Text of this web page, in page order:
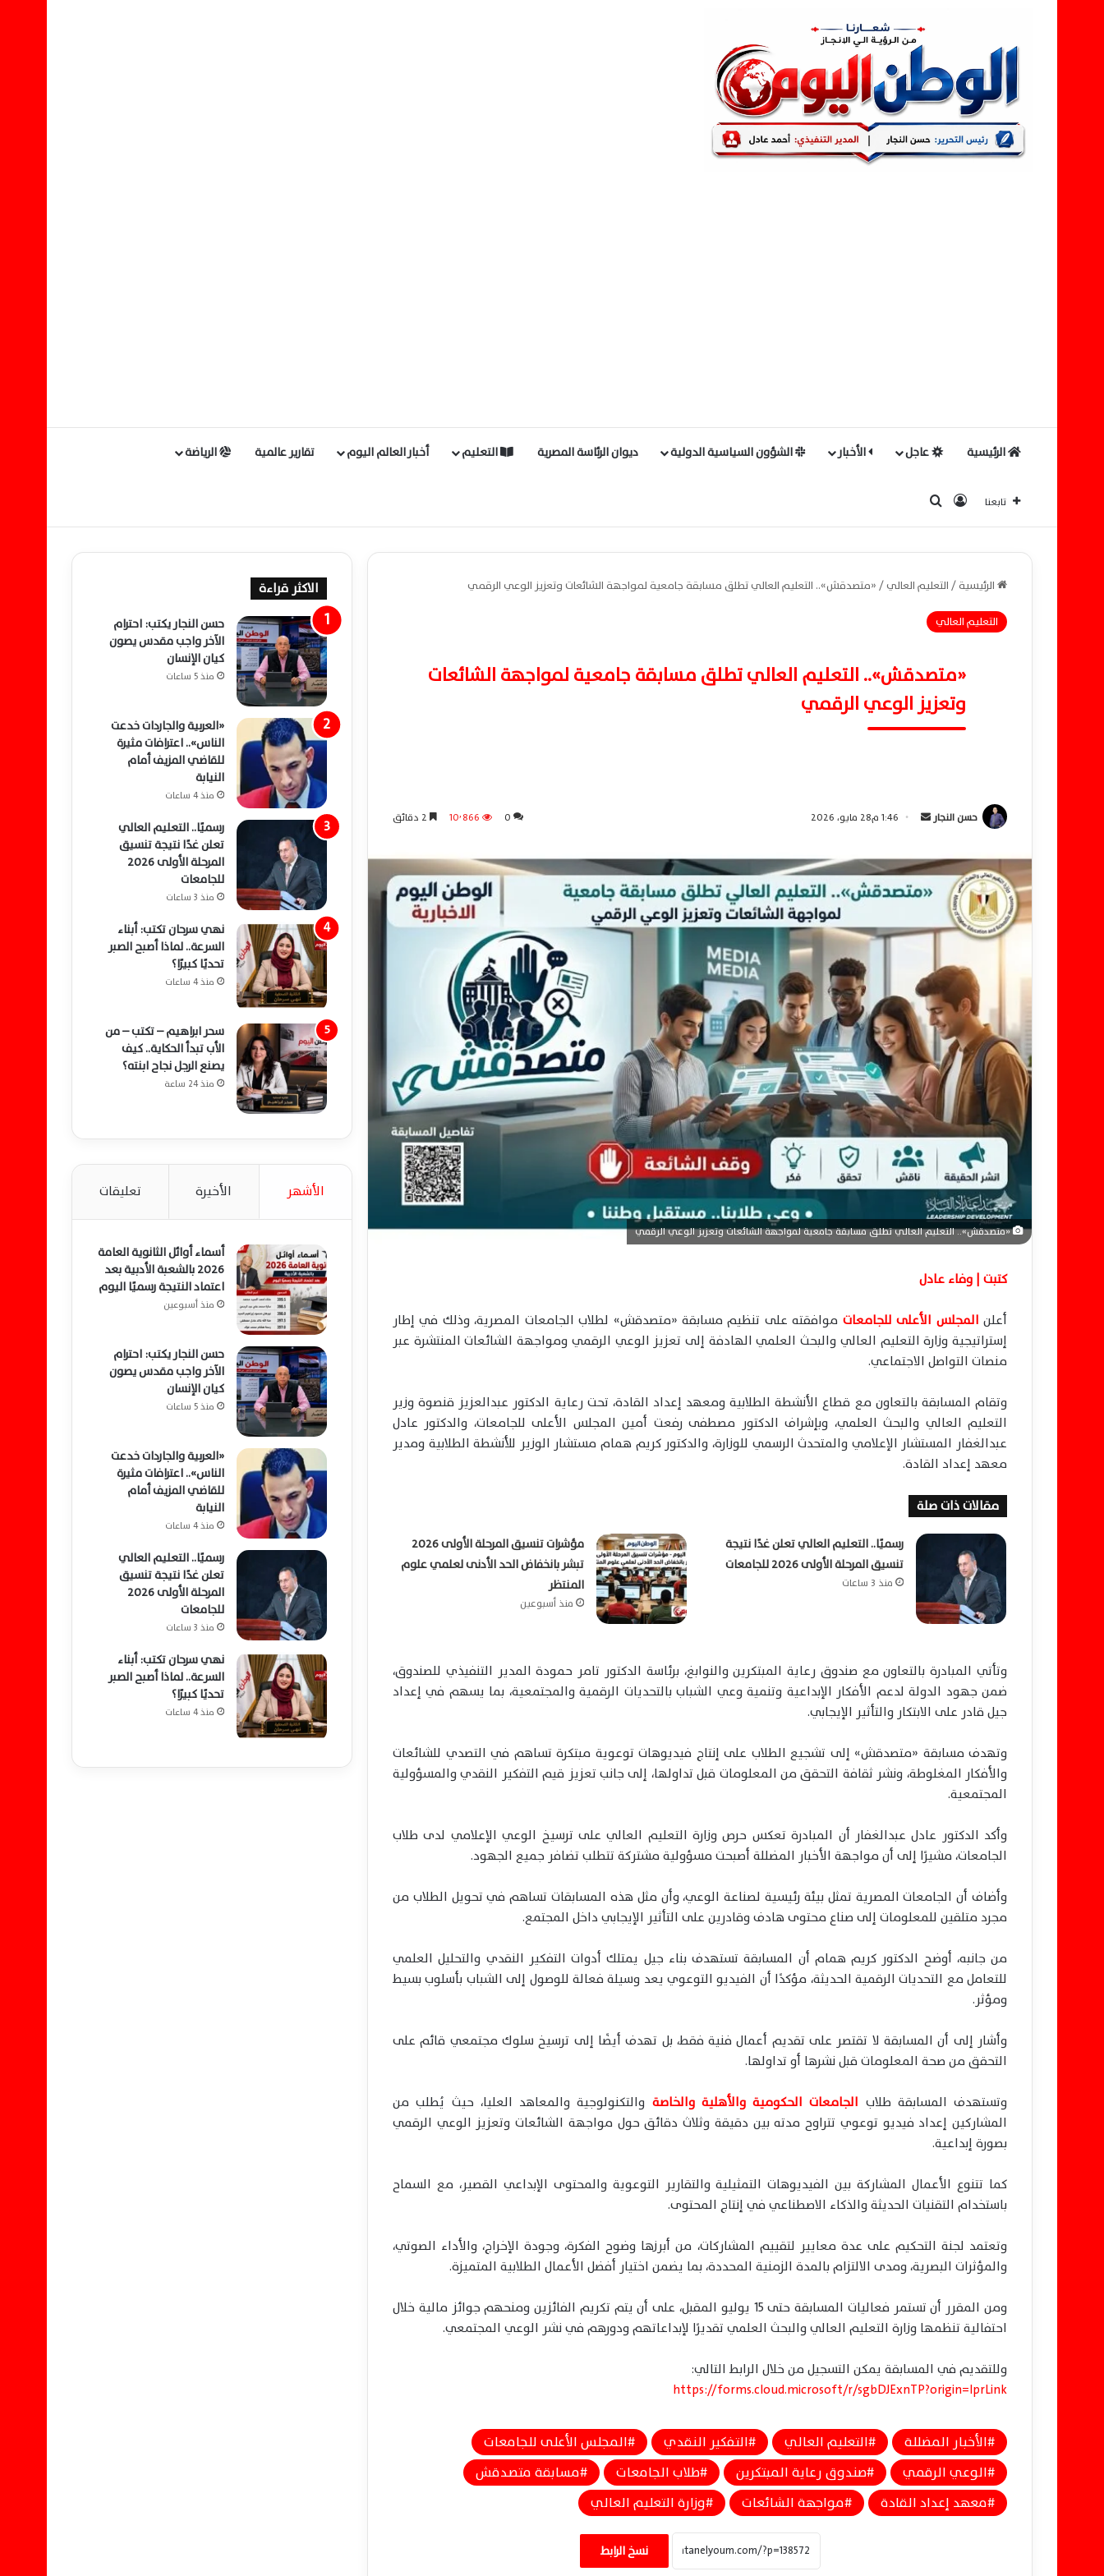
الرئيسية عاجل الأخبار الشؤون السياسية الدولية ديوان الرئاسة المصرية التعليم أخبار العالم اليوم تقارير عالمية الرياضة
تابعنا تسجيل الدخول
الرئيسية/التعليم العالي/«متصدقش».. التعليم العالي تطلق مسابقة جامعية لمواجهة الشائعات وتعزيز الوعي الرقمي
التعليم العالي
«متصدقش».. التعليم العالي تطلق مسابقة جامعية لمواجهة الشائعات
وتعزيز الوعي الرقمي
حسن النجار
س
ل
ب
ي
ا
إ
ل
ك
ت
ر
و
ن
ي
ا
1:46 م28 مايو، 2026 0 10٬866
«متصدقش».. التعليم العالي تطلق مسابقة جامعية لمواجهة الشائعات وتعزيز الوعي الرقمي
كتبت | وفاء عادل
أعلن المجلس الأعلى للجامعات موافقته على تنظيم مسابقة «متصدقش» لطلاب الجامعات المصرية، وذلك في إطار
إستراتيجية وزارة التعليم العالي والبحث العلمي الهادفة إلى تعزيز الوعي الرقمي ومواجهة الشائعات المنتشرة عبر
منصات التواصل الاجتماعي.
وتقام المسابقة بالتعاون مع قطاع الأنشطة الطلابية ومعهد إعداد القادة، تحت رعاية الدكتور عبدالعزيز قنصوة وزير
التعليم العالي والبحث العلمي، وبإشراف الدكتور مصطفى رفعت أمين المجلس الأعلى للجامعات، والدكتور عادل
عبدالغفار المستشار الإعلامي والمتحدث الرسمي للوزارة، والدكتور كريم همام مستشار الوزير للأنشطة الطلابية ومدير
معهد إعداد القادة.
مقالات ذات صلة
رسميًا.. التعليم العالي تعلن غدًا نتيجة
تنسيق المرحلة الأولى 2026 للجامعات
منذ 3 ساعات
مؤشرات تنسيق المرحلة الأولى 2026
تبشر بانخفاض الحد الأدنى لعلمي علوم
المنتظر
منذ أسبوعين
وتأتي المبادرة بالتعاون مع صندوق رعاية المبتكرين والنوابغ، برئاسة الدكتور تامر حمودة المدير التنفيذي للصندوق،
ضمن جهود الدولة لدعم الأفكار الإبداعية وتنمية وعي الشباب بالتحديات الرقمية والمجتمعية، بما يسهم في إعداد
جيل قادر على الابتكار والتأثير الإيجابي.
وتهدف مسابقة «متصدقش» إلى تشجيع الطلاب على إنتاج فيديوهات توعوية مبتكرة تساهم في التصدي للشائعات
والأفكار المغلوطة، ونشر ثقافة التحقق من المعلومات قبل تداولها، إلى جانب تعزيز قيم التفكير النقدي والمسؤولية
المجتمعية.
وأكد الدكتور عادل عبدالغفار أن المبادرة تعكس حرص وزارة التعليم العالي على ترسيخ الوعي الإعلامي لدى طلاب
الجامعات، مشيرًا إلى أن مواجهة الأخبار المضللة أصبحت مسؤولية مشتركة تتطلب تضافر جميع الجهود.
وأضاف أن الجامعات المصرية تمثل بيئة رئيسية لصناعة الوعي، وأن مثل هذه المسابقات تساهم في تحويل الطلاب من
مجرد متلقين للمعلومات إلى صناع محتوى هادف وقادرين على التأثير الإيجابي داخل المجتمع.
من جانبه، أوضح الدكتور كريم همام أن المسابقة تستهدف بناء جيل يمتلك أدوات التفكير النقدي والتحليل العلمي
للتعامل مع التحديات الرقمية الحديثة، مؤكدًا أن الفيديو التوعوي يعد وسيلة فعالة للوصول إلى الشباب بأسلوب بسيط
ومؤثر.
وأشار إلى أن المسابقة لا تقتصر على تقديم أعمال فنية فقط، بل تهدف أيضًا إلى ترسيخ سلوك مجتمعي قائم على
التحقق من صحة المعلومات قبل نشرها أو تداولها.
وتستهدف المسابقة طلاب الجامعات الحكومية والأهلية والخاصة والتكنولوجية والمعاهد العليا، حيث يُطلب من
المشاركين إعداد فيديو توعوي تتراوح مدته بين دقيقة وثلاث دقائق حول مواجهة الشائعات وتعزيز الوعي الرقمي
بصورة إبداعية.
كما تتنوع الأعمال المشاركة بين الفيديوهات التمثيلية والتقارير التوعوية والمحتوى الإبداعي القصير، مع السماح
باستخدام التقنيات الحديثة والذكاء الاصطناعي في إنتاج المحتوى.
وتعتمد لجنة التحكيم على عدة معايير لتقييم المشاركات، من أبرزها وضوح الفكرة، وجودة الإخراج، والأداء الصوتي،
والمؤثرات البصرية، ومدى الالتزام بالمدة الزمنية المحددة، بما يضمن اختيار أفضل الأعمال الطلابية المتميزة.
ومن المقرر أن تستمر فعاليات المسابقة حتى 15 يوليو المقبل، على أن يتم تكريم الفائزين ومنحهم جوائز مالية خلال
احتفالية تنظمها وزارة التعليم العالي والبحث العلمي تقديرًا لإبداعاتهم ودورهم في نشر الوعي المجتمعي.
وللتقديم في المسابقة يمكن التسجيل من خلال الرابط التالي:
https://forms.cloud.microsoft/r/sgbDJExnTP?origin=lprLink
الأخبار المضللة التعليم العالي التفكير النقدي
المجلس الأعلى للجامعات
الوعي الرقمي
صندوق رعاية المبتكرين طلاب الجامعات
مسابقة متصدقش
معهد إعداد القادة
مواجهة الشائعات وزارة التعليم العالي
نسخ الرابط
التعليم العالي : يحسم موعد انتهاء الفصل
2026
الاكثر قراءة
حسن النجار يكتب: احترام
الآخر واجب مقدس يصون
كيان الإنسان
منذ 5 ساعات
«العربية والجاردات خدعت
الناس».. اعترافات مثيرة
للقاضي المزيف أمام
النيابة
منذ 4 ساعات
رسميًا.. التعليم العالي
تعلن غدًا نتيجة تنسيق
المرحلة الأولى 2026
للجامعات
منذ 3 ساعات
نهي سرحان تكتب: أبناء
السرعة.. لماذا أصبح الصبر
تحديًا كبيرًا؟
منذ 4 ساعات
سحر ابراهيم – تكتب – من
الأب تبدأ الحكاية.. كيف
يصنع الرجل نجاح ابنته؟
منذ 24 ساعة
الأشهر الأخيرة تعليقات
أسماء أوائل الثانوية العامة
2026 بالشعبة الأدبية بعد
اعتماد النتيجة رسميًا اليوم
منذ أسبوعين
حسن النجار يكتب: احترام
الآخر واجب مقدس يصون
كيان الإنسان
منذ 5 ساعات
«العربية والجاردات خدعت
الناس».. اعترافات مثيرة
للقاضي المزيف أمام
النيابة
منذ 4 ساعات
رسميًا.. التعليم العالي
تعلن غدًا نتيجة تنسيق
المرحلة الأولى 2026
للجامعات
منذ 3 ساعات
نهي سرحان تكتب: أبناء
السرعة.. لماذا أصبح الصبر
تحديًا كبيرًا؟
منذ 4 ساعات